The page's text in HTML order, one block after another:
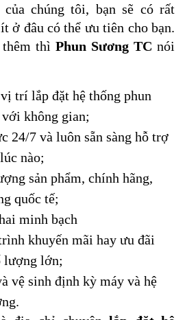
chúng tôi, bạn sẽ có rất
ở đâu có thể ưu tiên cho bạn.
thì Phun Sương TC nói
trí lắp đặt hệ thống phun
không gian;
24/7 và luôn sẵn sàng hỗ trợ
nào;
sản phẩm, chính hãng,
quốc tế;
minh bạch
khuyến mãi hay ưu đãi
lượng lớn;
vệ sinh định kỳ máy và hệ